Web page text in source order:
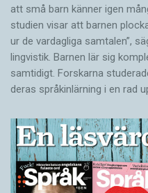
att små barn känner igen
studien visar att barnen
ur de vardagliga samtalen”,
lingvistik. Barnen lär sig
samtidigt. Forskarna
deras språkinlärning i en rad